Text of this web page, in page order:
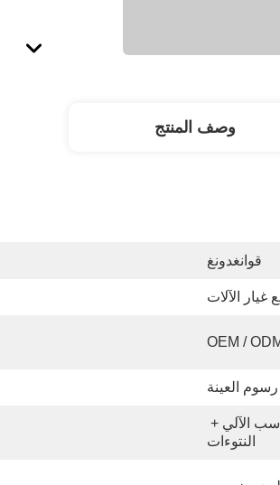
وصف المنتج
قوانغدونغ
غيار الآلات
OEM /
العينة
النتوءات